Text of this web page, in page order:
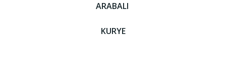
ARABALI
KURYE